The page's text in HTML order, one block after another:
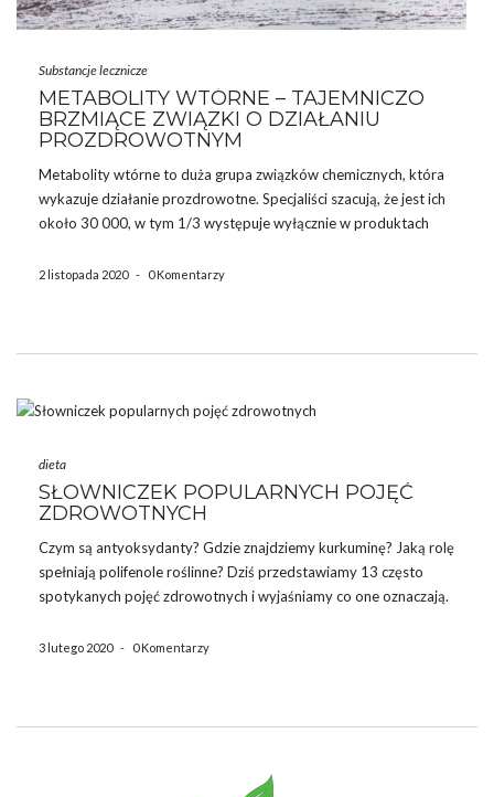
Substancje lecznicze
METABOLITY WTÓRNE – TAJEMNICZO
BRZMIĄCE ZWIĄZKI O DZIAŁANIU
PROZDROWOTNYM
Metabolity wtórne to duża grupa związków chemicznych, która
wykazuje działanie prozdrowotne. Specjaliści szacują, że jest ich
około 30 000, w tym 1/3 występuje wyłącznie w produktach
smak, zapach lub kolor roślin, pełnią także szereg innych funkcji
2 listopada 2020 - 0 Komentarzy
dieta
SŁOWNICZEK POPULARNYCH POJĘĆ
ZDROWOTNYCH
Czym są antyoksydanty? Gdzie znajdziemy kurkuminę? Jaką rolę
spełniają polifenole roślinne? Dziś przedstawiamy 13 często
spotykanych pojęć zdrowotnych i wyjaśniamy co one oznaczają.
działanie na organizm człowieka, zwłaszcza na układ nerwowy.
3 lutego 2020 - 0 Komentarzy